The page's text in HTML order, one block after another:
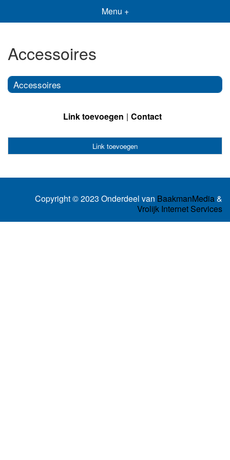
Menu +
Accessoires
Accessoires
Link toevoegen Contact
Link toevoegen
Copyright © 2023 Onderdeel van BaakmanMedia&
Vrolijk Internet Services